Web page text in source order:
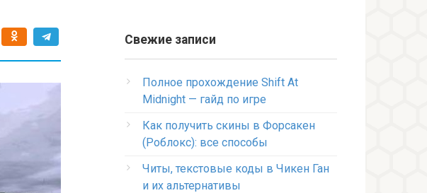
Свежие записи
Полное прохождение Shift At
Midnight — гайд по игре
Как получить скины в Форсакен
(Роблокс): все способы
Читы, текстовые коды в Чикен Ган
и их альтернативы